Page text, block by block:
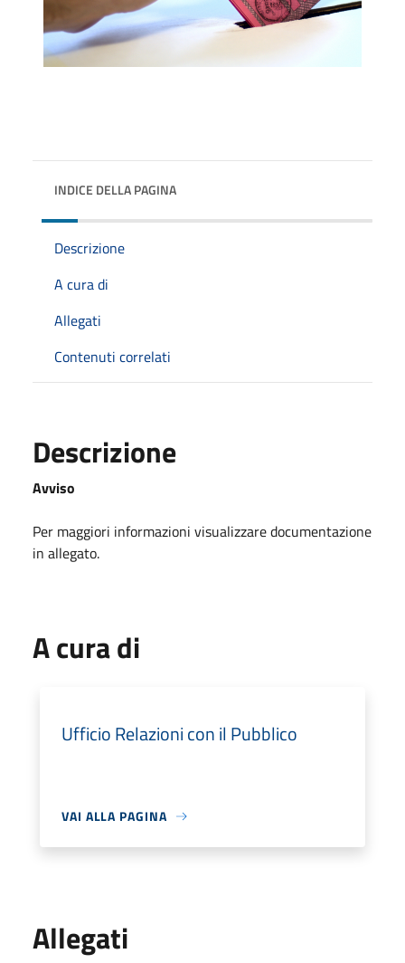
INDICE DELLA PAGINA
Descrizione
A cura di
Allegati
Contenuti correlati
Descrizione
Avviso
Per maggiori informazioni visualizzare documentazione
in allegato.
A cura di
Ufficio Relazioni con il Pubblico
VAI ALLA PAGINA
Allegati